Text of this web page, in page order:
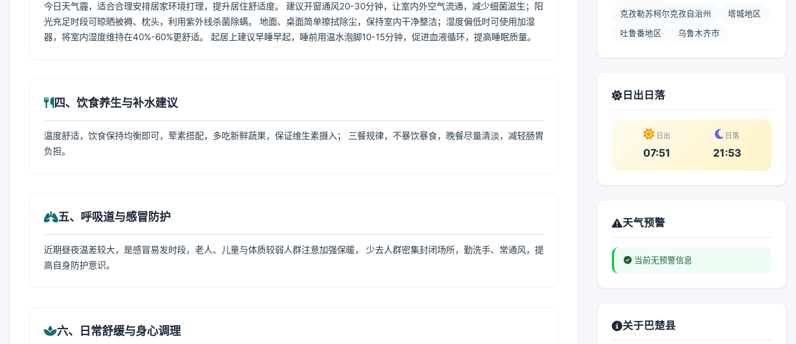
今日天气霾，适合合理安排居家环境打理，提升居住舒适度。 建议开窗通风20-30分钟，让室内外空气流通，减少细菌滋生；阳
光充足时段可晾晒被褥、枕头，利用紫外线杀菌除螨。 地面、桌面简单擦拭除尘，保持室内干净整洁；湿度偏低时可使用加湿
器，将室内湿度维持在40%-60%更舒适。 起居上建议早睡早起，睡前用温水泡脚10-15分钟，促进血液循环，提高睡眠质量。
四、饮食养生与补水建议
温度舒适，饮食保持均衡即可，荤素搭配，多吃新鲜蔬果，保证维生素摄入； 三餐规律，不暴饮暴食，晚餐尽量清淡，减轻肠胃
负担。
五、呼吸道与感冒防护
近期昼夜温差较大，是感冒易发时段，老人、儿童与体质较弱人群注意加强保暖， 少去人群密集封闭场所，勤洗手、常通风，提
高自身防护意识。
六、日常舒缓与身心调理
克孜勒苏柯尔克孜自治州 塔城地区
吐鲁番地区 乌鲁木齐市
日出日落
日出
07:51
日落
21:53
天气预警
当前无预警信息
关于巴楚县